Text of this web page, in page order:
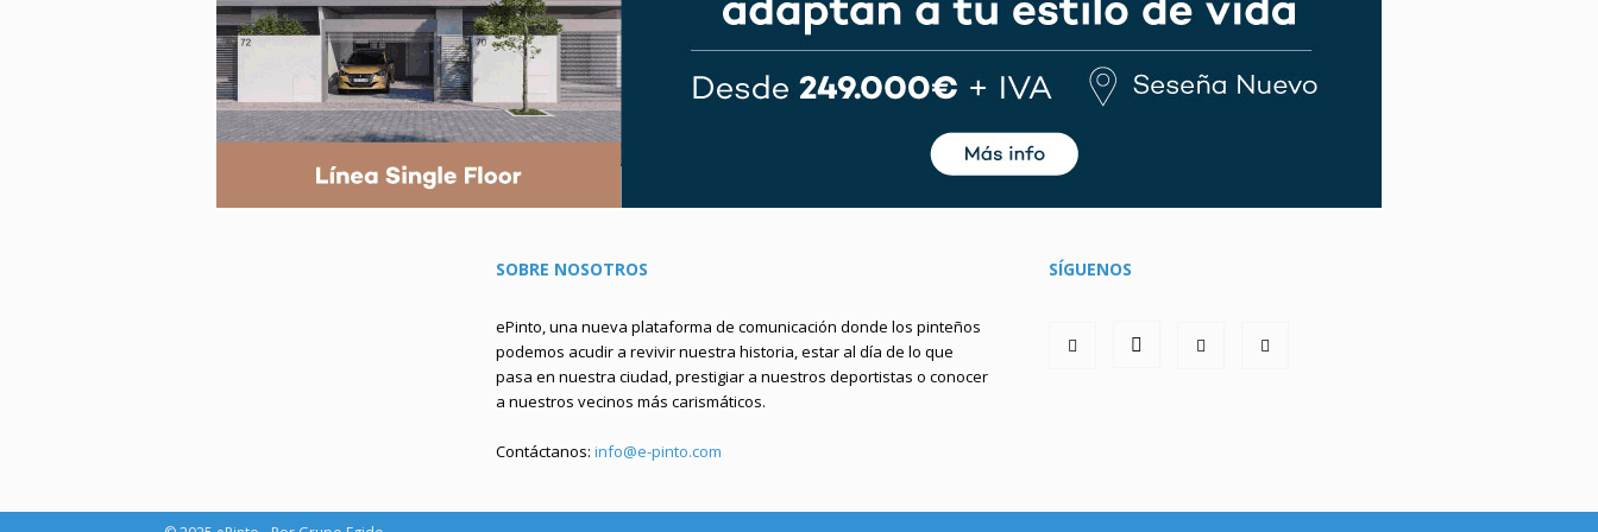
SOBRE NOSOTROS
ePinto, una nueva plataforma de comunicación donde los pinteños
podemos acudir a revivir nuestra historia, estar al día de lo que
pasa en nuestra ciudad, prestigiar a nuestros deportistas o conocer
a nuestros vecinos más carismáticos.
Contáctanos: info@e-pinto.com
SÍGUENOS